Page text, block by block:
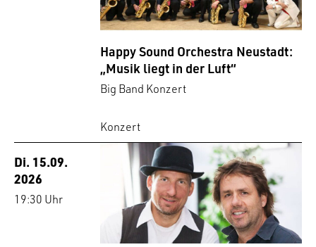
Happy Sound Orchestra Neustadt:
„Musik liegt in der Luft“
Big Band Konzert
Konzert
Di. 15.09.
2026
19:30 Uhr